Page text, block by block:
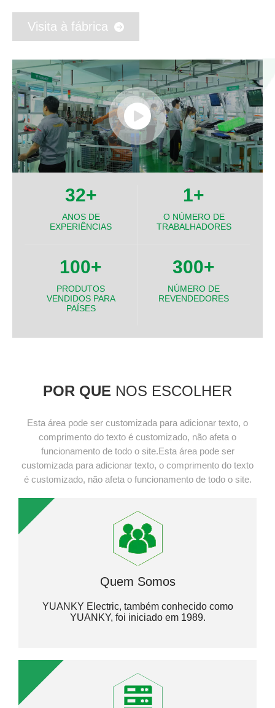
Visita à fábrica
32+
ANOS DE
EXPERIÊNCIAS
1+
O NÚMERO DE
TRABALHADORES
100+
PRODUTOS
VENDIDOS PARA
PAÍSES
300+
NÚMERO DE
REVENDEDORES
POR QUE NOS ESCOLHER
Esta área pode ser customizada para adicionar texto, o
comprimento do texto é customizado, não afeta o
funcionamento de todo o site.Esta área pode ser
customizada para adicionar texto, o comprimento do texto
é customizado, não afeta o funcionamento de todo o site.
Quem Somos
YUANKY Electric, também conhecido como
YUANKY, foi iniciado em 1989.​​​​​​​